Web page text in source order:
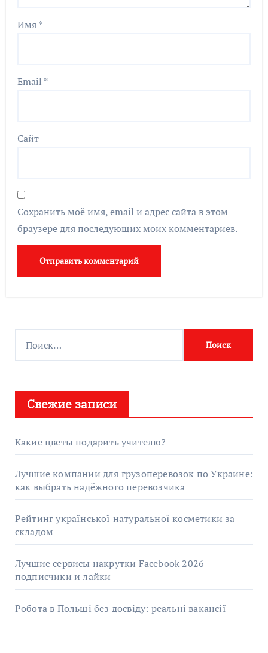
Имя*
Email *
Сайт
Сохранить моё имя, email и адрес сайта в этом
браузере для последующих моих комментариев.
Свежие записи
Какие цветы подарить учителю?
Лучшие компании для грузоперевозок по Украине:
как выбрать надёжного перевозчика
Рейтинг української натуральної косметики за
складом
Лучшие сервисы накрутки Facebook 2026 —
подписчики и лайки
Робота в Польщі без досвіду: реальні вакансії